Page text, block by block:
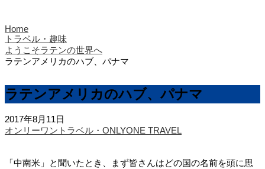
Home
トラベル・趣味
ようこそラテンの世界へ
ラテンアメリカのハブ、パナマ
ラテンアメリカのハブ、パナマ
2017年8月11日
オンリーワントラベル・ONLYONE TRAVEL
「中南米」と聞いたとき、まず皆さんはどの国の名前を頭に思